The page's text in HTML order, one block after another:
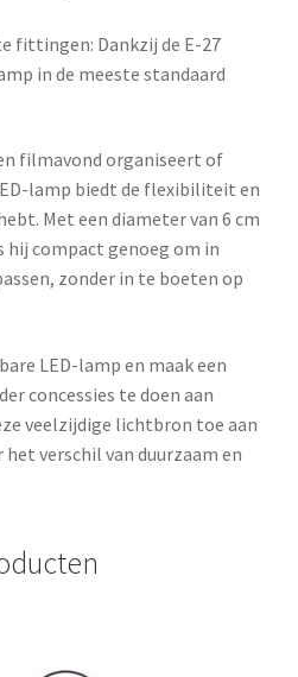
fittingen: Dankzij de E-27
in de meeste standaard
filmavond organiseert of
lamp biedt de flexibiliteit en
Met een diameter van 6 cm
hij compact genoeg om in
zonder in te boeten op
LED-lamp en maak een
concessies te doen aan
veelzijdige lichtbron toe aan
verschil van duurzaam en